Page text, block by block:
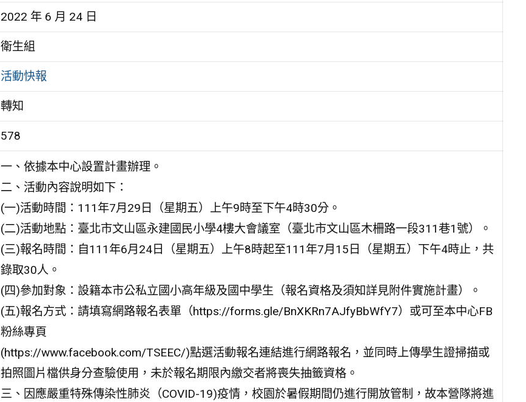
2022 年 6 月 24 日
衛生組
活動快報
轉知
578
一、依據本中心設置計畫辦理。
二、活動內容說明如下：
(一)活動時間：111年7月29日（星期五）上午9時至下午4時30分。
(二)活動地點：臺北市文山區永建國民小學4樓大會議室（臺北市文山區木柵路一段311巷1號）。
(三)報名時間：自111年6月24日（星期五）上午8時起至111年7月15日（星期五）下午4時止，共
錄取30人。
(四)參加對象：設籍本市公私立國小高年級及國中學生（報名資格及須知詳見附件實施計畫）。
(五)報名方式：請填寫網路報名表單（https://forms.gle/BnXKRn7AJfyBbWfY7）或可至本中心FB
粉絲專頁
(https://www.facebook.com/TSEEC/)點選活動報名連結進行網路報名，並同時上傳學生證掃描或
拍照圖片檔供身分查驗使用，未於報名期限內繳交者將喪失抽籤資格。
三、因應嚴重特殊傳染性肺炎（COVID-19)疫情，校園於暑假期間仍進行開放管制，故本營隊將進